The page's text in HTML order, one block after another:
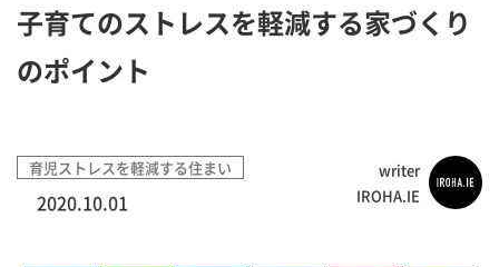
子育てのストレスを軽減する家づくり
のポイント
育児ストレスを軽減する住まい
2020.10.01
writer
IROHA.IE